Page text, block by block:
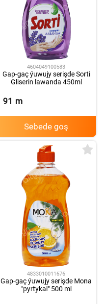
4604049100583
Gap-gaç ýuwujy serişde Sorti
Gliserin lawanda 450ml
91 m
Sebede goş
4833010011676
Gap-gaç ýuwujy serişde Mona
"pyrtykal" 500 ml